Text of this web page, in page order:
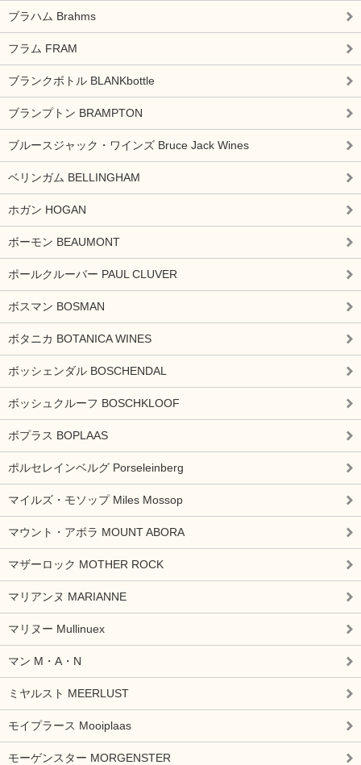
ブラハム Brahms
フラム FRAM
ブランクボトル BLANKbottle
ブランプトン BRAMPTON
ブルースジャック・ワインズ Bruce Jack Wines
ベリンガム BELLINGHAM
ホガン HOGAN
ボーモン BEAUMONT
ポールクルーバー PAUL CLUVER
ボスマン BOSMAN
ボタニカ BOTANICA WINES
ボッシェンダル BOSCHENDAL
ボッシュクルーフ BOSCHKLOOF
ボプラス BOPLAAS
ポルセレインベルグ Porseleinberg
マイルズ・モソップ Miles Mossop
マウント・アボラ MOUNT ABORA
マザーロック MOTHER ROCK
マリアンヌ MARIANNE
マリヌー Mullinuex
マン M・A・N
ミヤルスト MEERLUST
モイプラース Mooiplaas
モーゲンスター MORGENSTER